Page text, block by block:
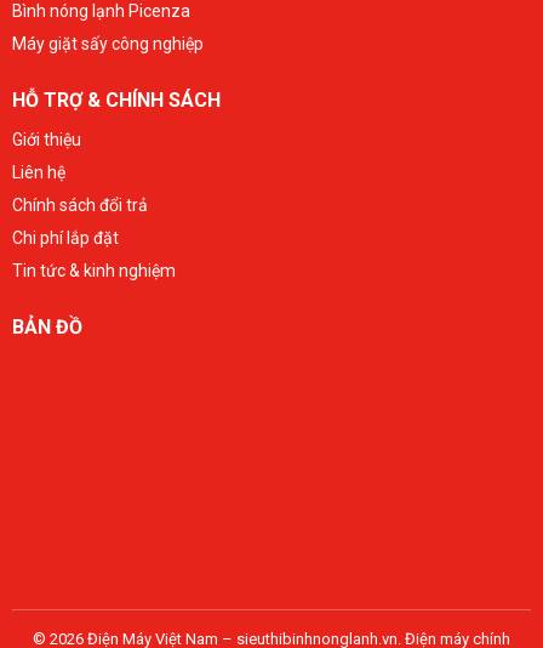
Bình nóng lạnh Picenza
Máy giặt sấy công nghiệp
HỖ TRỢ & CHÍNH SÁCH
Giới thiệu
Liên hệ
Chính sách đổi trả
Chi phí lắp đặt
Tin tức & kinh nghiệm
BẢN ĐỒ
© 2026 Điện Máy Việt Nam – sieuthibinhnonglanh.vn. Điện máy chính